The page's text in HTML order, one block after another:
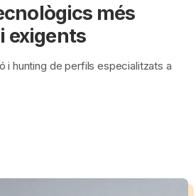
més
exigents
i hunting de perfils especialitzats a